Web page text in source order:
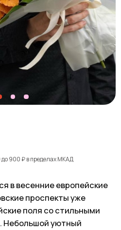
дополнение,
из Rossá могут
подарком. Кстати,
можно сделать
с фотографией